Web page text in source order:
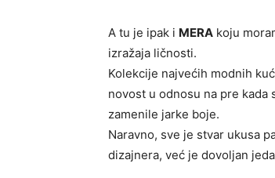
A tu je ipak i MERA koju
izražaja ličnosti.
Kolekcije najvećih modnih
novost u odnosu na pre kada
zamenile jarke boje.
Naravno, sve je stvar ukusa
dizajnera, već je dovoljan